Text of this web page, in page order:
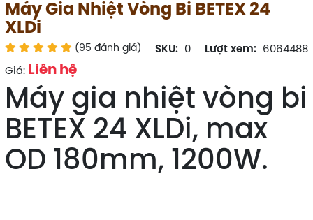
Máy Gia Nhiệt Vòng Bi BETEX 24
XLDi
(95 đánh giá) SKU: 0 Lượt xem:
6064488
Giá: Liên hệ
Máy gia nhiệt vòng bi
BETEX 24 XLDi, max
OD 180mm, 1200W.